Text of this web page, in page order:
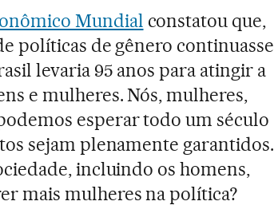
Mundial constatou que,
políticas de gênero continuasse
levaria 95 anos para atingir a
e mulheres. Nós, mulheres,
esperar todo um século
sejam plenamente garantidos.
incluindo os homens,
mais mulheres na política?